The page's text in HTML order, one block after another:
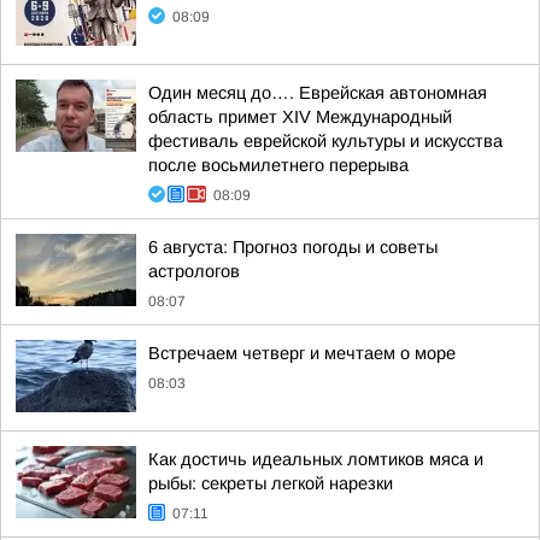
08:09
Один месяц до…. Еврейская автономная
область примет XIV Международный
фестиваль еврейской культуры и искусства
после восьмилетнего перерыва
08:09
6 августа: Прогноз погоды и советы
астрологов
08:07
Встречаем четверг и мечтаем о море
08:03
Как достичь идеальных ломтиков мяса и
рыбы: секреты легкой нарезки
07:11